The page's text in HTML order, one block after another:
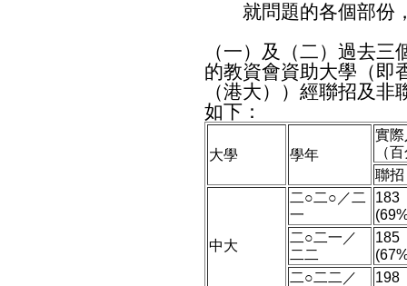
就問題的各個部份
（一）及（二）過去
的教資會資助大學（即
（港大））經聯招及
如下：
大學 學年
實
（
聯招
中大
二○二○／二
一
183
二○二一／
二二
185
二○二二／
198